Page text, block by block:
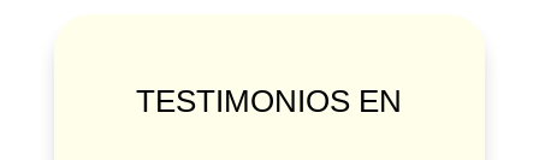
TESTIMONIOS EN